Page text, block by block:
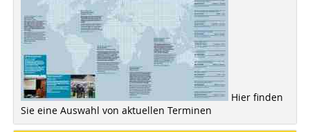
Hier finden
Sie eine Auswahl von aktuellen Terminen